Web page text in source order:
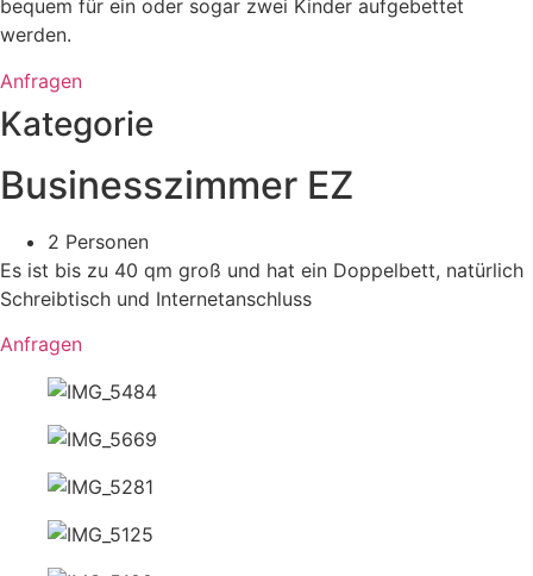
bequem für ein oder sogar zwei Kinder aufgebettet
werden.
Anfragen
Kategorie
Businesszimmer EZ
2 Personen
Es ist bis zu 40 qm groß und hat ein Doppelbett, natürlich
Schreibtisch und Internetanschluss
Anfragen